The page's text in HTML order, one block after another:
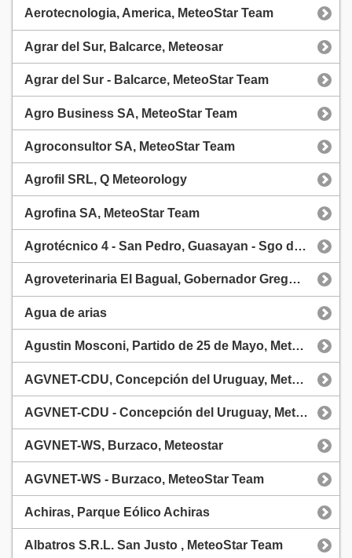
Aerotecnologia, America, MeteoStar Team
Agrar del Sur, Balcarce, Meteosar
Agrar del Sur - Balcarce, MeteoStar Team
Agro Business SA, MeteoStar Team
Agroconsultor SA, MeteoStar Team
Agrofil SRL, Q Meteorology
Agrofina SA, MeteoStar Team
Agrotécnico 4 - San Pedro, Guasayan - Sgo del Estero, MeteoStar
Agroveterinaria El Bagual, Gobernador Gregores, Santa Cruz, Meteostar
Agua de arias
Agustin Mosconi, Partido de 25 de Mayo, Meteostar
AGVNET-CDU, Concepción del Uruguay, Meteostar
AGVNET-CDU - Concepción del Uruguay, MeteoStar
AGVNET-WS, Burzaco, Meteostar
AGVNET-WS - Burzaco, MeteoStar Team
Achiras, Parque Eólico Achiras
Albatros S.R.L. San Justo , MeteoStar Team